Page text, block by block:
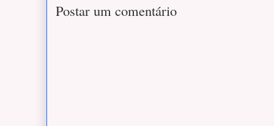
Postar um comentário